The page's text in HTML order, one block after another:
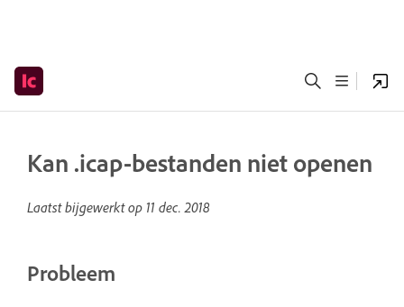
Kan .icap-bestanden niet openen
Laatst bijgewerkt op 11 dec. 2018
Probleem